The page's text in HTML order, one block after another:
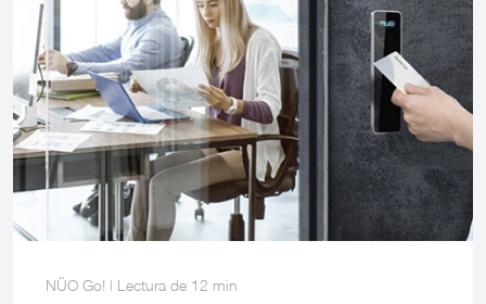
NÜO Go! | Lectura de 12 min